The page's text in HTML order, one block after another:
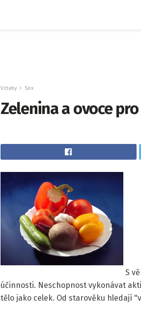
Vztahy Sex
Zelenina a ovoce
S
účinnosti. Neschopnost vykonávat
tělo jako celek. Od starověku hledají